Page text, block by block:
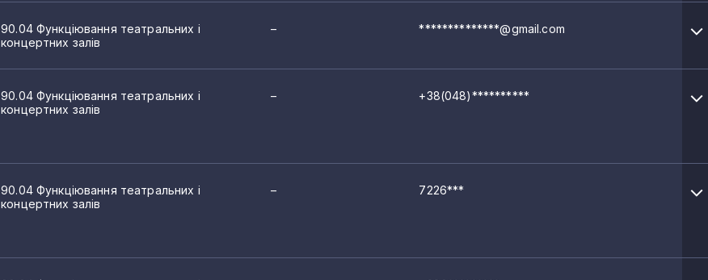
90.04 Функціювання театральних і
концертних залів
– **************@gmail.com
90.04 Функціювання театральних і
концертних залів
– +38(048)**********
90.04 Функціювання театральних і
концертних залів
– 7226***